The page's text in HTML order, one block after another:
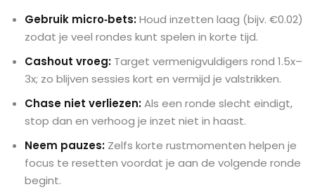
Gebruik micro‑bets:Houd inzetten laag (bijv. €0.02)
zodat je veel rondes kunt spelen in korte tijd.
Cashout vroeg: Target vermenigvuldigers rond 1.5x–
3x; zo blijven sessies kort en vermijd je valstrikken.
Chase niet verliezen:Als een ronde slecht eindigt,
stop dan en verhoog je inzet niet in haast.
Neem pauzes: Zelfs korte rustmomenten helpen je
focus te resetten voordat je aan de volgende ronde
begint.